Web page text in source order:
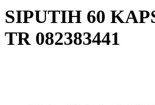
SIPUTIH 60
TR 082383441